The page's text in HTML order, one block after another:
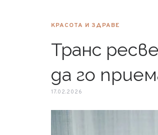
КРАСОТА И ЗДРАВЕ
Транс
да го
17.02.2026